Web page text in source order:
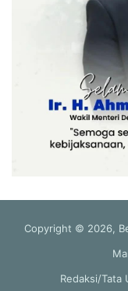
Copyright © 2026,
Redaksi/Tata